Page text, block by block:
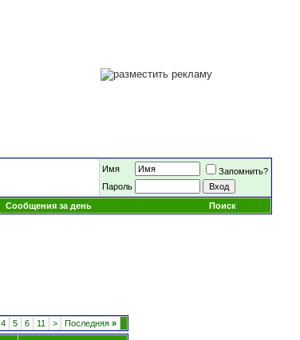
Имя
Запомнить?
Пароль
Сообщения за день Поиск
4 5 6 11 > Последняя »